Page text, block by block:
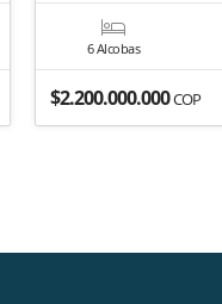
6 Alcobas
$2.200.000.000COP